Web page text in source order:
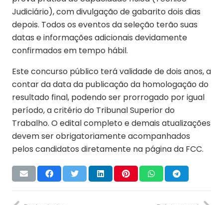
Judiciário), com divulgação de gabarito dois dias
depois. Todos os eventos da seleção terão suas
datas e informações adicionais devidamente
confirmados em tempo hábil.
Este concurso público terá validade de dois anos, a
contar da data da publicação da homologação do
resultado final, podendo ser prorrogado por igual
período, a critério do Tribunal Superior do
Trabalho. O edital completo e demais atualizações
devem ser obrigatoriamente acompanhados
pelos candidatos diretamente na página da FCC.